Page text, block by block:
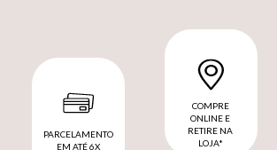
PARCELAMENTO
EM ATÉ 6X
COMPRE
ONLINE E
RETIRE NA
LOJA*